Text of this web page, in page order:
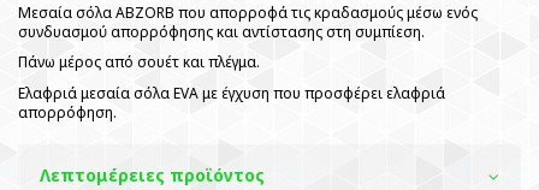
Μεσαία σόλα ABZORB που απορροφά τις κραδασμούς μέσω ενός
συνδυασμού απορρόφησης και αντίστασης στη συμπίεση.
Πάνω μέρος από σουέτ και πλέγμα.
Ελαφριά μεσαία σόλα EVA με έγχυση που προσφέρει ελαφριά
απορρόφηση.
Λεπτομέρειες προϊόντος